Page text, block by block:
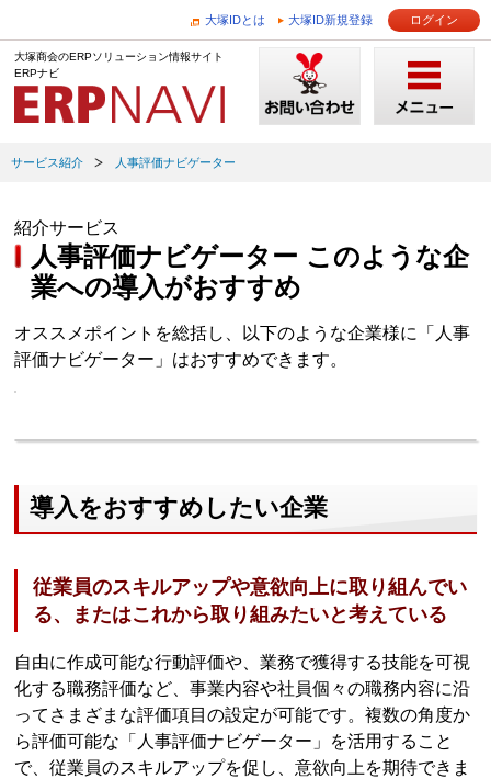
大塚IDとは 大塚ID新規登録 ログイン
大塚商会のERPソリューション情報サイト
ERPナビ
サービス紹介 人事評価ナビゲーター
紹介サービス
人事評価ナビゲーター このような企
業への導入がおすすめ
オススメポイントを総括し、以下のような企業様に「人事
評価ナビゲーター」はおすすめできます。
導入をおすすめしたい企業
従業員のスキルアップや意欲向上に取り組んでい
る、またはこれから取り組みたいと考えている
自由に作成可能な行動評価や、業務で獲得する技能を可視
化する職務評価など、事業内容や社員個々の職務内容に沿
ってさまざまな評価項目の設定が可能です。複数の角度か
ら評価可能な「人事評価ナビゲーター」を活用すること
で、従業員のスキルアップを促し、意欲向上を期待できま